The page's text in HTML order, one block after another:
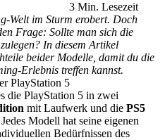
3 Min. Lesezeit
Welt im Sturm erobert. Doch
Frage: Sollte man sich die
In diesem Artikel
beider Modelle, damit du die
Erlebnis treffen kannst.
PlayStation 5
die PlayStation 5 in zwei
mit Laufwerk und die PS5
Modell hat seine eigenen
Bedürfnissen des